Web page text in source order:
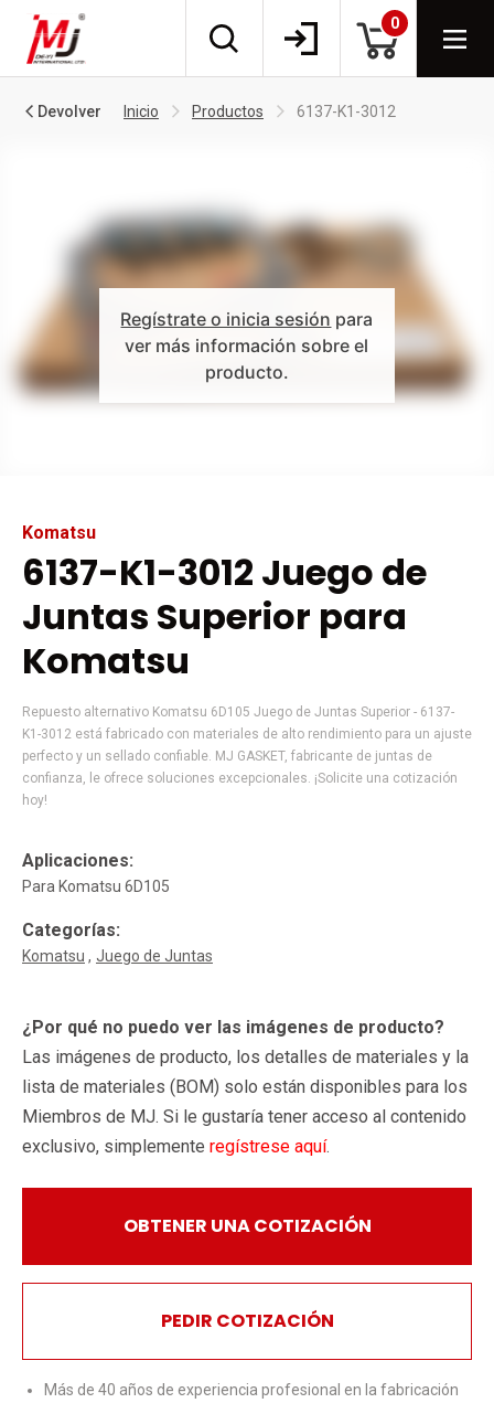
0
Devolver Inicio Productos 6137-K1-3012
Regístrate o inicia sesión para
ver más información sobre el
producto.
Komatsu
6137-K1-3012 Juego de
Juntas Superior para
Komatsu
Repuesto alternativo Komatsu 6D105 Juego de Juntas Superior - 6137-
K1-3012 está fabricado con materiales de alto rendimiento para un ajuste
perfecto y un sellado confiable. MJ GASKET, fabricante de juntas de
confianza, le ofrece soluciones excepcionales. ¡Solicite una cotización
hoy!
Aplicaciones:
Para Komatsu 6D105
Categorías:
Komatsu Juego de Juntas
¿Por qué no puedo ver las imágenes de producto?
Las imágenes de producto, los detalles de materiales y la
lista de materiales (BOM) solo están disponibles para los
Miembros de MJ. Si le gustaría tener acceso al contenido
exclusivo, simplemente regístrese aquí.
OBTENER UNA COTIZACIÓN
PEDIR COTIZACIÓN
Más de 40 años de experiencia profesional en la fabricación